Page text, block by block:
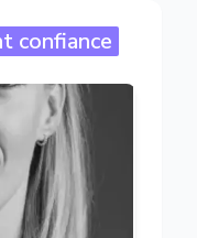
confiance